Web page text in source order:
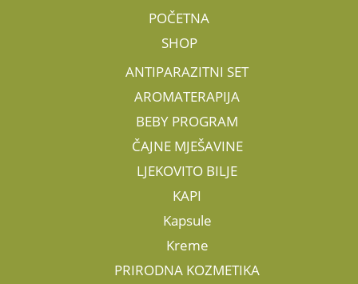
POČETNA
SHOP
ANTIPARAZITNI SET
AROMATERAPIJA
BEBY PROGRAM
ČAJNE MJEŠAVINE
LJEKOVITO BILJE
KAPI
Kapsule
Kreme
PRIRODNA KOZMETIKA